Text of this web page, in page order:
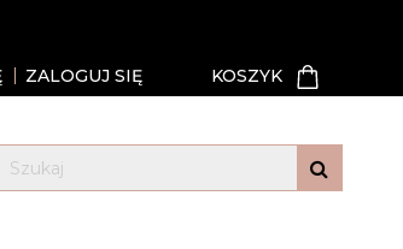
ZALOGUJ SIĘ